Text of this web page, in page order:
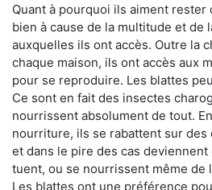
Quant à pourquoi ils aiment rester
bien à cause de la multitude et de
auxquelles ils ont accès. Outre la
chaque maison, ils ont accès aux
pour se reproduire. Les blattes
Ce sont en fait des insectes
nourrissent absolument de tout.
nourriture, ils se rabattent sur
et dans le pire des cas deviennent
tuent, ou se nourrissent même de
Les blattes ont une préférence